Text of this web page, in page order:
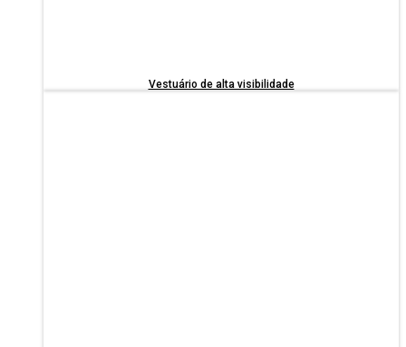
Vestuário de alta visibilidade